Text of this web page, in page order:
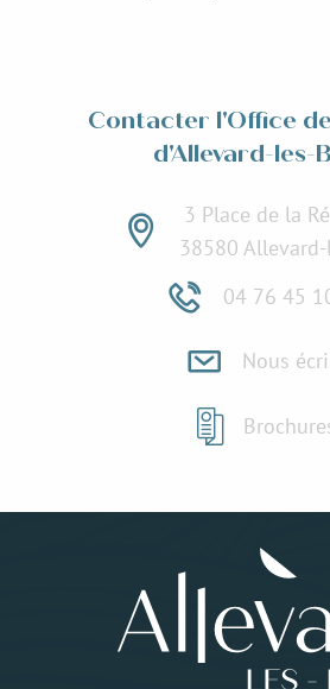
Contacter l'Office
d'Allevard-les-
3 Place de la
38580
04 76 45
Nous